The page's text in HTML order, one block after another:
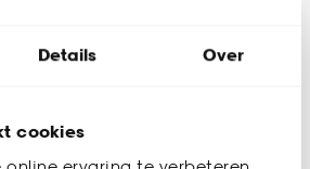
Details Over
cookies
voor een kleine ruimte?
zwarte bank?
als tv meubel gebruiken?